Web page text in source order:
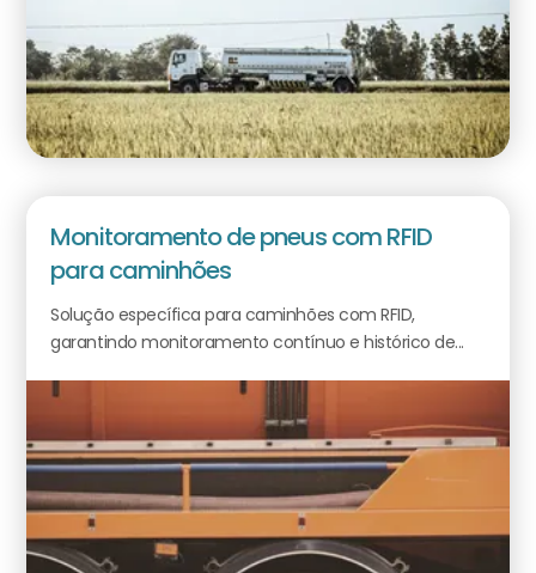
Monitoramento de pneus com RFID
para caminhões
Solução específica para caminhões com RFID,
garantindo monitoramento contínuo e histórico de...